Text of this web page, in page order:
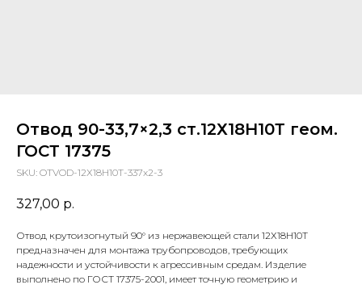
Отвод 90-33,7×2,3 ст.12Х18Н10Т геом.
ГОСТ 17375
SKU: OTVOD-12Х18Н10Т-337x2-3
327,00 р.
Отвод крутоизогнутый 90° из нержавеющей стали 12Х18Н10Т
предназначен для монтажа трубопроводов, требующих
надежности и устойчивости к агрессивным средам. Изделие
выполнено по ГОСТ 17375-2001, имеет точную геометрию и